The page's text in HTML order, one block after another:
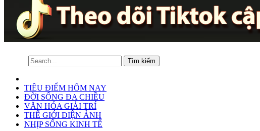
TIÊU ĐIỂM HÔM NAY
ĐỜI SỐNG ĐA CHIỀU
VĂN HÓA GIẢI TRÍ
THẾ GIỚI ĐIỆN ẢNH
NHỊP SỐNG KINH TẾ